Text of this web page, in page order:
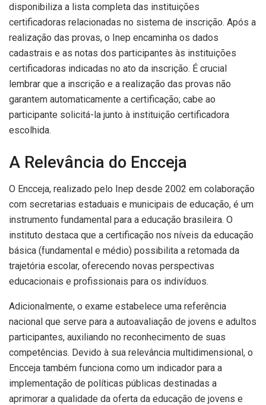
disponibiliza a lista completa das instituições
certificadoras relacionadas no sistema de inscrição. Após a
realização das provas, o Inep encaminha os dados
cadastrais e as notas dos participantes às instituições
certificadoras indicadas no ato da inscrição. É crucial
lembrar que a inscrição e a realização das provas não
garantem automaticamente a certificação; cabe ao
participante solicitá-la junto à instituição certificadora
escolhida.
A Relevância do Encceja
O Encceja, realizado pelo Inep desde 2002 em colaboração
com secretarias estaduais e municipais de educação, é um
instrumento fundamental para a educação brasileira. O
instituto destaca que a certificação nos níveis da educação
básica (fundamental e médio) possibilita a retomada da
trajetória escolar, oferecendo novas perspectivas
educacionais e profissionais para os indivíduos.
Adicionalmente, o exame estabelece uma referência
nacional que serve para a autoavaliação de jovens e adultos
participantes, auxiliando no reconhecimento de suas
competências. Devido à sua relevância multidimensional, o
Encceja também funciona como um indicador para a
implementação de políticas públicas destinadas a
aprimorar a qualidade da oferta da educação de jovens e